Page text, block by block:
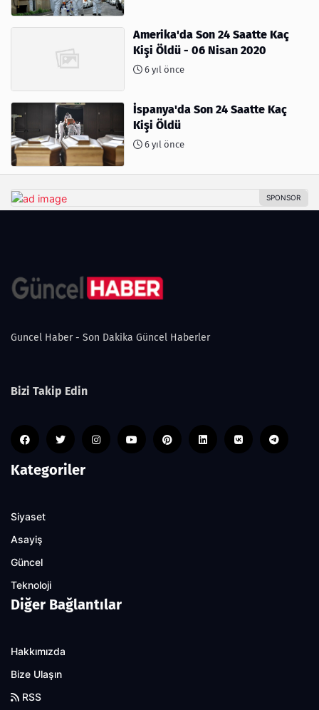
Amerika'da Son 24 Saatte Kaç
Kişi Öldü - 06 Nisan 2020
6 yıl önce
İspanya'da Son 24 Saatte Kaç
Kişi Öldü
6 yıl önce
Guncel Haber - Son Dakika Güncel Haberler
Bizi Takip Edin
Kategoriler
Siyaset
Asayiş
Güncel
Teknoloji
Diğer Bağlantılar
Hakkımızda
Bize Ulaşın
RSS